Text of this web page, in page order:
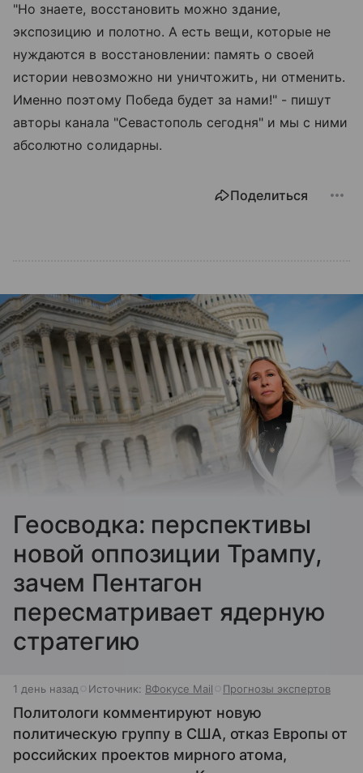
"Но знаете, восстановить можно здание,
экспозицию и полотно. А есть вещи, которые не
нуждаются в восстановлении: память о своей
истории невозможно ни уничтожить, ни отменить.
Именно поэтому Победа будет за нами!" - пишут
авторы канала "Севастополь сегодня" и мы с ними
абсолютно солидарны.
Поделиться
Геосводка: перспективы
новой оппозиции Трампу,
зачем Пентагон
пересматривает ядерную
стратегию
1 день назад Источник: ВФокусе Mail Прогнозы экспертов
Политологи комментируют новую
политическую группу в США, отказ Европы от
российских проектов мирного атома,